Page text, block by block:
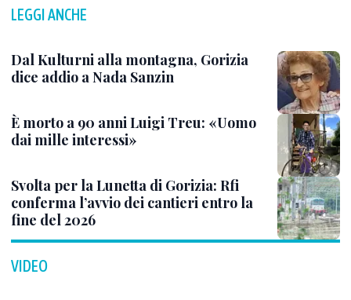
LEGGI ANCHE
Dal Kulturni alla montagna, Gorizia
dice addio a Nada Sanzin
È morto a 90 anni Luigi Treu: «Uomo
dai mille interessi»
Svolta per la Lunetta di Gorizia: Rfi
conferma l’avvio dei cantieri entro la
fine del 2026
VIDEO